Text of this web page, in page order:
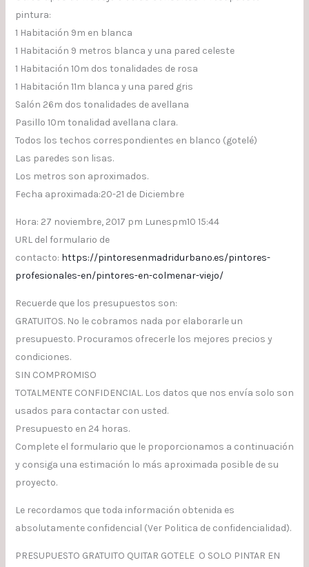
pintura:
1 Habitación 9m en blanca
1 Habitación 9 metros blanca y una pared celeste
1 Habitación 10m dos tonalidades de rosa
1 Habitación 11m blanca y una pared gris
Salón 26m dos tonalidades de avellana
Pasillo 10m tonalidad avellana clara.
Todos los techos correspondientes en blanco (gotelé)
Las paredes son lisas.
Los metros son aproximados.
Fecha aproximada:20-21 de Diciembre
Hora: 27 noviembre, 2017 pm Lunespm10 15:44
URL del formulario de
contacto: https://pintoresenmadridurbano.es/pintores-
profesionales-en/pintores-en-colmenar-viejo/
Recuerde que los presupuestos son:
GRATUITOS. No le cobramos nada por elaborarle un
presupuesto. Procuramos ofrecerle los mejores precios y
condiciones.
SIN COMPROMISO
TOTALMENTE CONFIDENCIAL. Los datos que nos envía solo son
usados para contactar con usted.
Presupuesto en 24 horas.
Complete el formulario que le proporcionamos a continuación
y consiga una estimación lo más aproximada posible de su
proyecto.
Le recordamos que toda información obtenida es
absolutamente confidencial (Ver Politica de confidencialidad).
PRESUPUESTO GRATUITO QUITAR GOTELE O SOLO PINTAR EN